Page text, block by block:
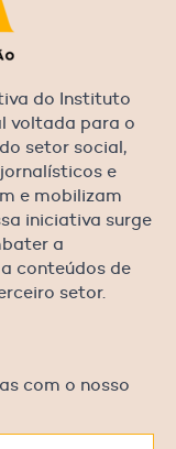
do Instituto
voltada para o
setor social,
e
e mobilizam
iniciativa surge
a
conteúdos de
setor.
com o nosso